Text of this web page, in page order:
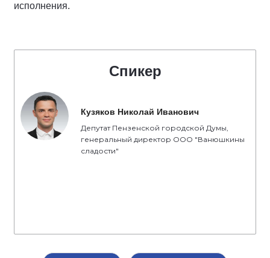
исполнения.
Спикер
Кузяков Николай Иванович
Депутат Пензенской городской Думы,
генеральный директор ООО "Ванюшкины
сладости"